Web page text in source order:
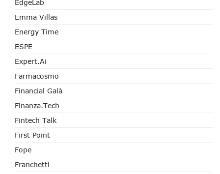
EdgeLab
Emma Villas
Energy Time
ESPE
Expert.ai
Farmacosmo
Financial Galà
Finanza.tech
Fintech Talk
First Point
Fope
Franchetti